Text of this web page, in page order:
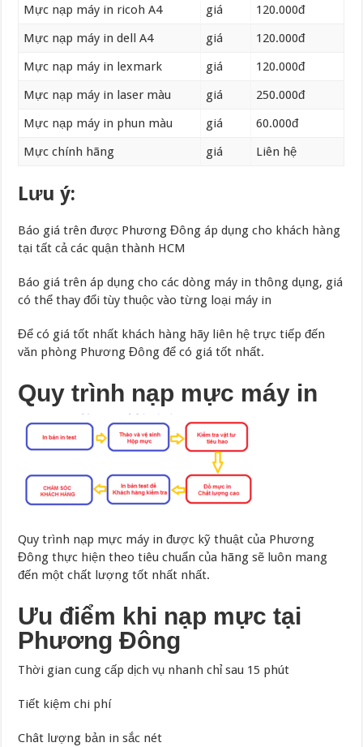
Mực nạp máy in ricoh A4
giá
120.000đ
Mực nạp máy in dell A4
giá
120.000đ
Mực nạp máy in lexmark
giá
120.000đ
Mực nạp máy in laser màu
giá
250.000đ
Mực nạp máy in phun màu
giá
60.000đ
Mực chính hãng
giá Liên hệ
Lưu ý:
Báo giá trên được Phương Đông áp dụng cho khách hàng
tại tất cả các quận thành HCM
Báo giá trên áp dụng cho các dòng máy in thông dụng, giá
có thể thay đổi tùy thuộc vào từng loại máy in
Để có giá tốt nhất khách hàng hãy liên hệ trực tiếp đến
văn phòng Phương Đông để có giá tốt nhất.
Quy trình nạp mực máy in
Quy trình nạp mực máy in được kỹ thuật của Phương
Đông thực hiện theo tiêu chuẩn của hãng sẽ luôn mang
đến một chất lượng tốt nhất nhất.
Ưu điểm khi nạp mực tại
Phương Đông
Thời gian cung cấp dịch vụ nhanh chỉ sau 15 phút
Tiết kiệm chi phí
Chât lượng bản in sắc nét